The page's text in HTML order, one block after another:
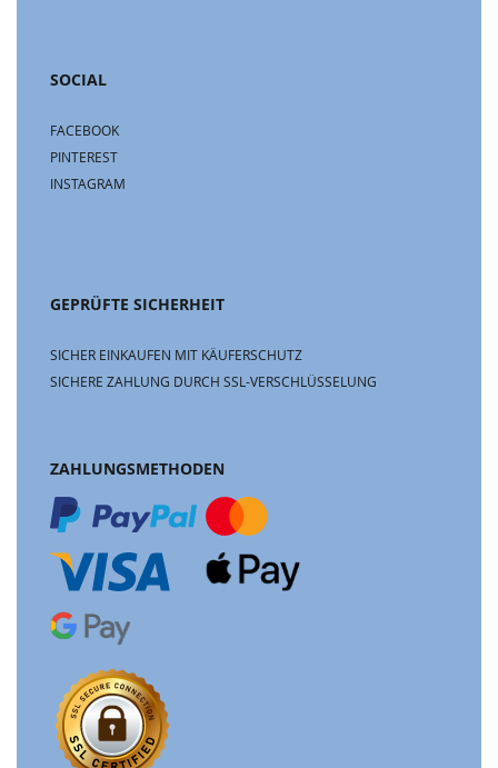
SOCIAL
FACEBOOK
PINTEREST
INSTAGRAM
GEPRÜFTE SICHERHEIT
SICHER EINKAUFEN MIT KÄUFERSCHUTZ
SICHERE ZAHLUNG DURCH SSL-VERSCHLÜSSELUNG
ZAHLUNGSMETHODEN